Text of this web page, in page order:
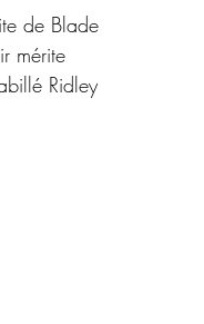
de Blade
mérite
Ridley